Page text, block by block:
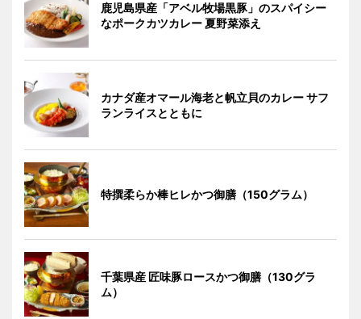
鹿児島県産「アベル牧場黒豚」のスパイシー
なポークカツカレー 夏野菜添え
カナダ産オマール海老と帆立貝のカレー サフ
ランライスとともに
特撰柔らか棒ヒレかつ御膳（150グラム）
千葉県産 匠味豚ロースかつ御膳（130グラ
ム）